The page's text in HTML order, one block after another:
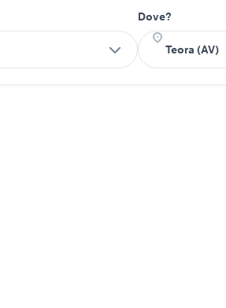
Dove?